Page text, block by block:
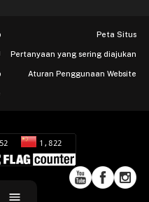
Peta Situs
Pertanyaan yang sering diajukan
Aturan Penggunaan Website